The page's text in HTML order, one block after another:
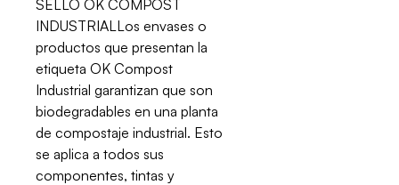
SELLO OK COMPOST
INDUSTRIALLos envases o
productos que presentan la
etiqueta OK Compost
Industrial garantizan que son
biodegradables en una planta
de compostaje industrial. Esto
se aplica a todos sus
componentes, tintas y